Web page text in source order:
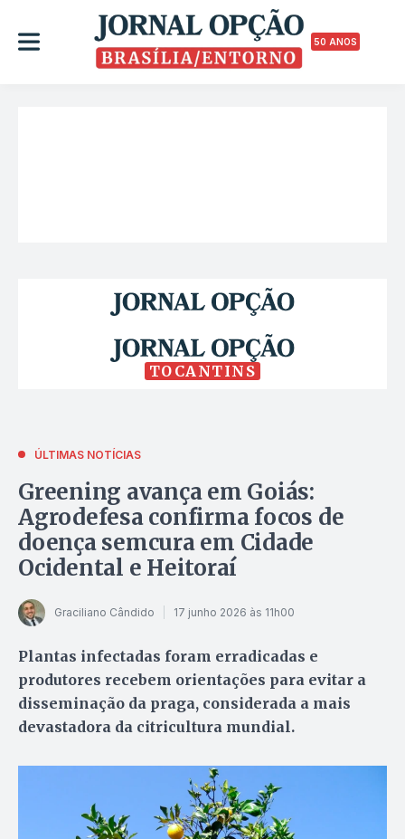
50 ANOS
TOCANTINS
ÚLTIMAS NOTÍCIAS
Greening avança em Goiás:
Agrodefesa confirma focos de
doença semcura em Cidade
Ocidental e Heitoraí
Graciliano Cândido 17 junho 2026 às 11h00
Plantas infectadas foram erradicadas e
produtores recebem orientações para evitar a
disseminação da praga, considerada a mais
devastadora da citricultura mundial.